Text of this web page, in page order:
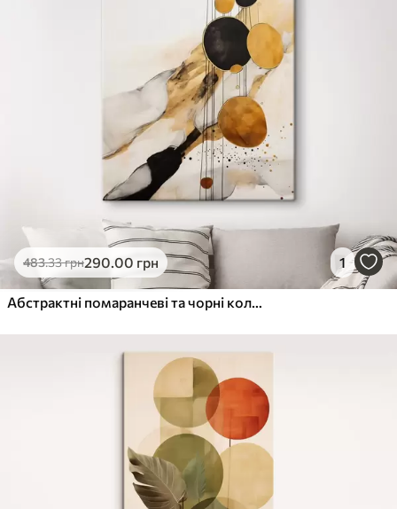
483.33грн290.00 грн 1
Абстрактні помаранчеві та чорні кола на світлому тлі